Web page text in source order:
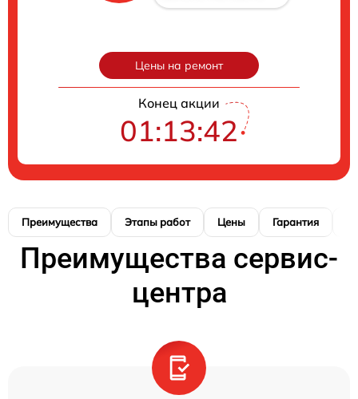
Цены на ремонт
Конец акции
01:13:41
Преимущества Этапы работ Цены Гарантия
Преимущества сервис-
центра